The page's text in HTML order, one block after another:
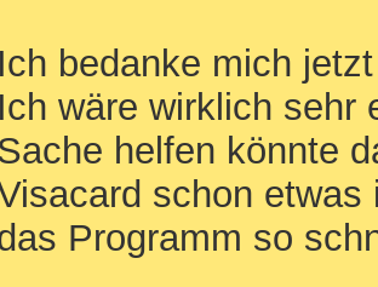
Ich bedanke mich
Ich wäre wirklich sehr
helfen könnte
schon
Programm so